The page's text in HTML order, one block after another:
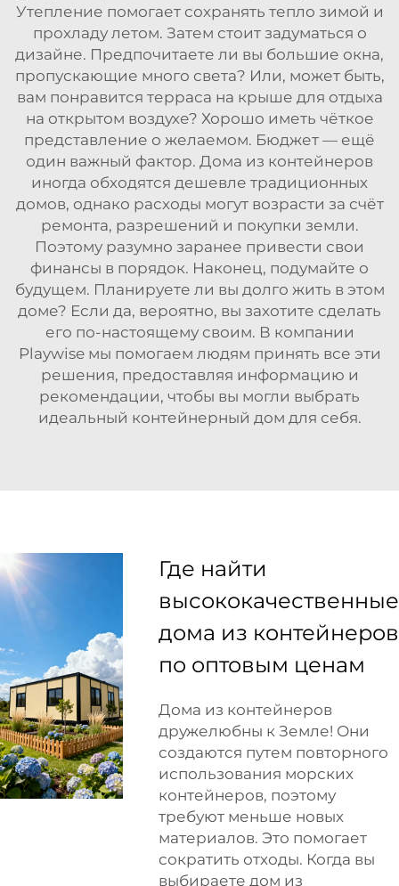
Утепление помогает сохранять тепло зимой и
прохладу летом. Затем стоит задуматься о
дизайне. Предпочитаете ли вы большие окна,
пропускающие много света? Или, может быть,
вам понравится терраса на крыше для отдыха
на открытом воздухе? Хорошо иметь чёткое
представление о желаемом. Бюджет — ещё
один важный фактор. Дома из контейнеров
иногда обходятся дешевле традиционных
домов, однако расходы могут возрасти за счёт
ремонта, разрешений и покупки земли.
Поэтому разумно заранее привести свои
финансы в порядок. Наконец, подумайте о
будущем. Планируете ли вы долго жить в этом
доме? Если да, вероятно, вы захотите сделать
его по-настоящему своим. В компании
Playwise мы помогаем людям принять все эти
решения, предоставляя информацию и
рекомендации, чтобы вы могли выбрать
идеальный контейнерный дом для себя.
Где найти
высококачественные
дома из контейнеров
по оптовым ценам
Дома из контейнеров
дружелюбны к Земле! Они
создаются путем повторного
использования морских
контейнеров, поэтому
требуют меньше новых
материалов. Это помогает
сократить отходы. Когда вы
выбираете дом из